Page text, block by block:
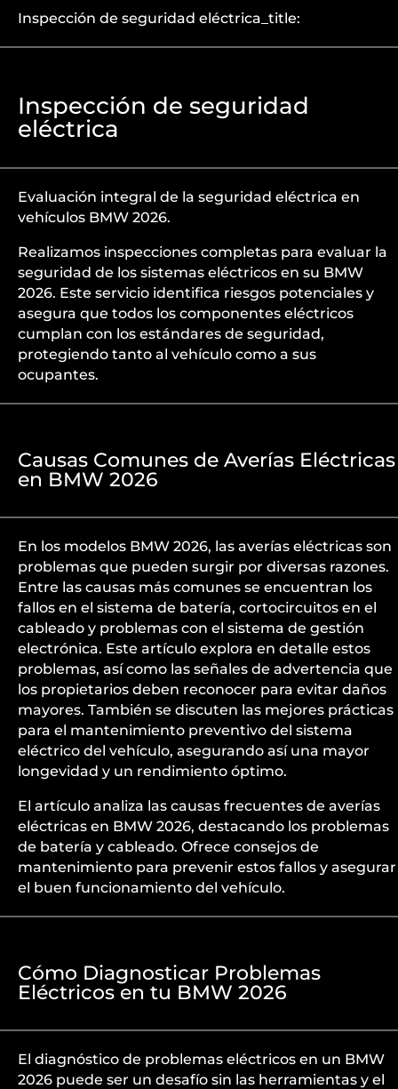
Inspección de seguridad eléctrica_title:
Inspección de seguridad
eléctrica
Evaluación integral de la seguridad eléctrica en
vehículos BMW 2026.
Realizamos inspecciones completas para evaluar la
seguridad de los sistemas eléctricos en su BMW
2026. Este servicio identifica riesgos potenciales y
asegura que todos los componentes eléctricos
cumplan con los estándares de seguridad,
protegiendo tanto al vehículo como a sus
ocupantes.
Causas Comunes de Averías Eléctricas
en BMW 2026
En los modelos BMW 2026, las averías eléctricas son
problemas que pueden surgir por diversas razones.
Entre las causas más comunes se encuentran los
fallos en el sistema de batería, cortocircuitos en el
cableado y problemas con el sistema de gestión
electrónica. Este artículo explora en detalle estos
problemas, así como las señales de advertencia que
los propietarios deben reconocer para evitar daños
mayores. También se discuten las mejores prácticas
para el mantenimiento preventivo del sistema
eléctrico del vehículo, asegurando así una mayor
longevidad y un rendimiento óptimo.
El artículo analiza las causas frecuentes de averías
eléctricas en BMW 2026, destacando los problemas
de batería y cableado. Ofrece consejos de
mantenimiento para prevenir estos fallos y asegurar
el buen funcionamiento del vehículo.
Cómo Diagnosticar Problemas
Eléctricos en tu BMW 2026
El diagnóstico de problemas eléctricos en un BMW
2026 puede ser un desafío sin las herramientas y el